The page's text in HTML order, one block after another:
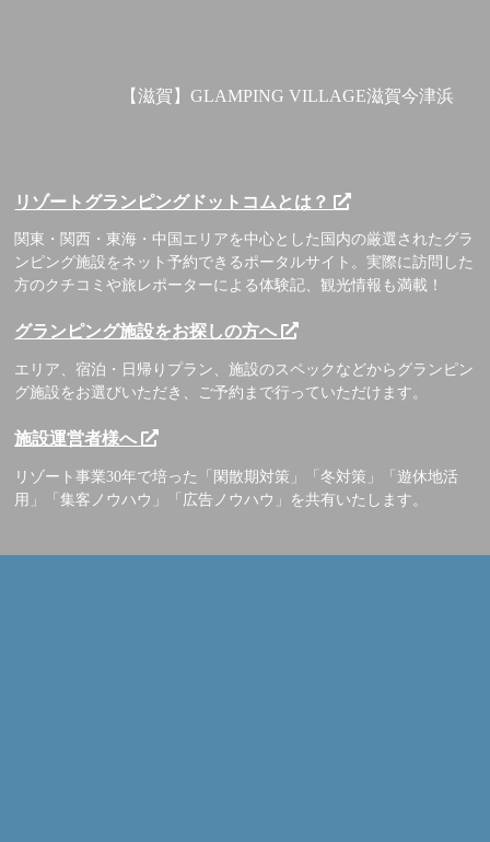
【滋賀】GLAMPING VILLAGE滋賀今津浜
リゾートグランピングドットコムとは？
関東・関西・東海・中国エリアを中心とした国内の厳選されたグラ
ンピング施設をネット予約できるポータルサイト。実際に訪問した
方のクチコミや旅レポーターによる体験記、観光情報も満載！
グランピング施設をお探しの方へ
エリア、宿泊・日帰りプラン、施設のスペックなどからグランピン
グ施設をお選びいただき、ご予約まで行っていただけます。
施設運営者様へ
リゾート事業30年で培った「閑散期対策」「冬対策」「遊休地活
用」「集客ノウハウ」「広告ノウハウ」を共有いたします。